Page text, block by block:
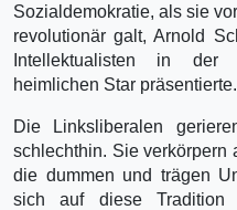
Sozialdemokratie, als sie
revolutionär galt, Arnold
Intellektualisten in der
heimlichen Star präsentierte.
Die Linksliberalen
schlechthin. Sie verkörpern
die dummen und trägen
sich auf diese Tradition